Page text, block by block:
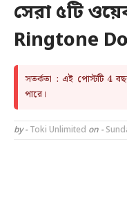
সেরা ৫টি
Ringtone
সতর্কতা : এই পোস্টটি 4
পারে।
by - Toki Unlimited on -